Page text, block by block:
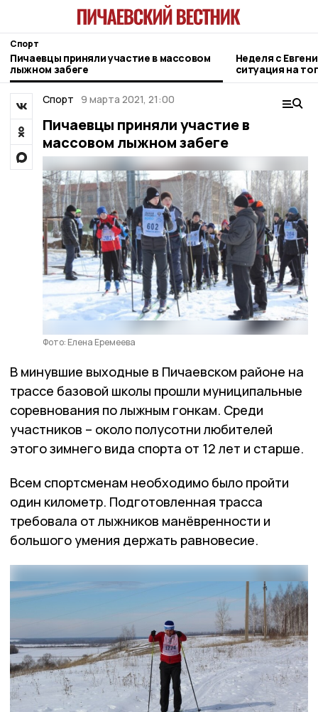
Спорт
Пичаевцы приняли участие в массовом
лыжном забеге
Неделя с
ситуация на
городе и
Спорт 9 марта 2021, 21:00
Пичаевцы приняли участие в
массовом лыжном забеге
Фото: Елена Еремеева
В минувшие выходные в Пичаевском районе на
трассе базовой школы прошли муниципальные
соревнования по лыжным гонкам. Среди
участников – около полусотни любителей
этого зимнего вида спорта от 12 лет и старше.
Всем спортсменам необходимо было пройти
один километр. Подготовленная трасса
требовала от лыжников манёвренности и
большого умения держать равновесие.